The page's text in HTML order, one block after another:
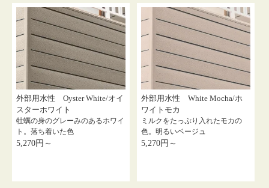
外部用水性 Oyster White/オイ
スターホワイト
牡蠣の身のグレーみのあるホワイ
ト。落ち着いた色
5,270円～
外部用水性 White Mocha/ホ
ワイトモカ
ミルクをたっぷり入れたモカの
色。明るいベージュ
5,270円～